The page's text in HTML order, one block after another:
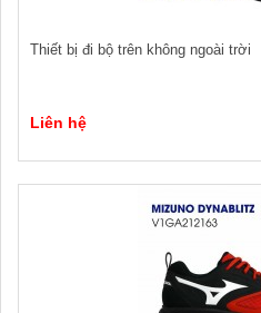
Thiết bị đi bộ trên không ngoài trời
Liên hệ